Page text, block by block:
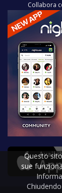
Collabora
Questo
sue